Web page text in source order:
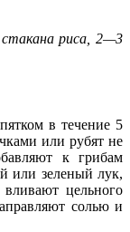
риса, 2—3
в течение 5
или рубят не
к грибам
или зеленый лук,
цельного
солью и